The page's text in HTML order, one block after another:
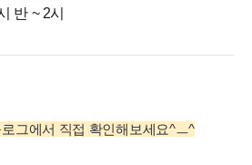
반 ~ 2시
그에서 직접 확인해보세요^ㅡ^